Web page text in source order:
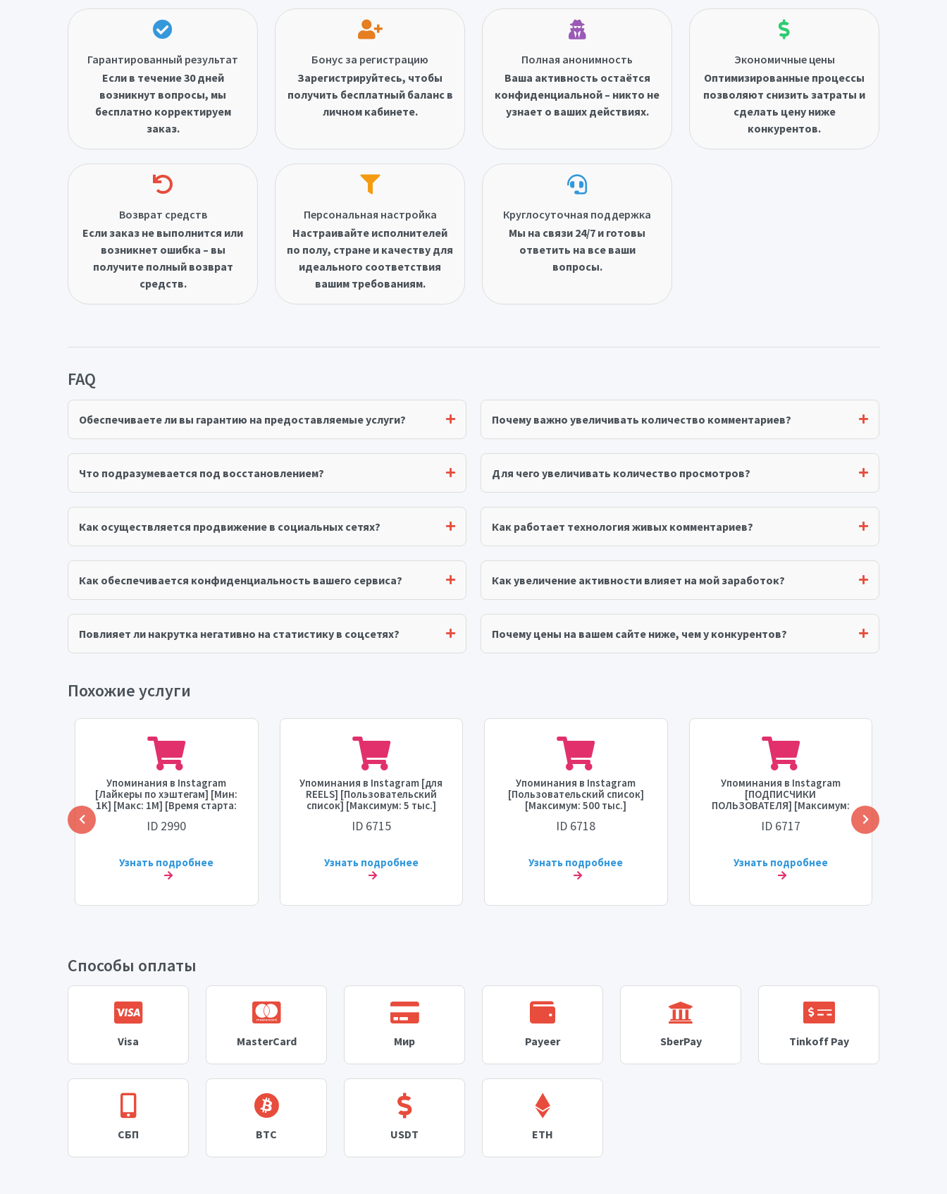
Гарантированный результат
Если в течение 30 дней
возникнут вопросы, мы
бесплатно корректируем
заказ.
Бонус за регистрацию
Зарегистрируйтесь, чтобы
получить бесплатный баланс в
личном кабинете.
Полная анонимность
Ваша активность остаётся
конфиденциальной – никто не
узнает о ваших действиях.
Экономичные цены
Оптимизированные процессы
позволяют снизить затраты и
сделать цену ниже
конкурентов.
Возврат средств
Если заказ не выполнится или
возникнет ошибка – вы
получите полный возврат
средств.
Персональная настройка
Настраивайте исполнителей
по полу, стране и качеству для
идеального соответствия
вашим требованиям.
Круглосуточная поддержка
Мы на связи 24/7 и готовы
ответить на все ваши
вопросы.
FAQ
Обеспечиваете ли вы гарантию на предоставляемые услуги? Почему важно увеличивать количество комментариев?
Что подразумевается под восстановлением? Для чего увеличивать количество просмотров?
Как осуществляется продвижение в социальных сетях? Как работает технология живых комментариев?
Как обеспечивается конфиденциальность вашего сервиса? Как увеличение активности влияет на мой заработок?
Повлияет ли накрутка негативно на статистику в соцсетях? Почему цены на вашем сайте ниже, чем у конкурентов?
Похожие услуги
Упоминания в Instagram
[Лайкеры по хэштегам] [Мин:
1K] [Макс: 1M] [Время старта:
1 - 12 часов] [Скорость: 300K/
день]
ID 2990
Узнать подробнее
Упоминания в Instagram [для
REELS] [Пользовательский
список] [Максимум: 5 тыс.]
[Пополнение: Нет] [Время
старта: 24 - 48 часов]
ID 6715
Узнать подробнее
Упоминания в Instagram
[Пользовательский список]
[Максимум: 500 тыс.]
[Пополнение: Нет] [Время
запуска: 0 - 24 часа]
ID 6718
Узнать подробнее
Упоминания в Instagram
[ПОДПИСЧИКИ
ПОЛЬЗОВАТЕЛЯ] [Максимум:
100 тыс.] [Пополнение: Нет]
[Время начала: 0 - 24 часа]
ID 6717
Узнать подробнее
Способы оплаты
Visa MasterCard Мир Payeer SberPay Tinkoff Pay
СБП BTC USDT ETH